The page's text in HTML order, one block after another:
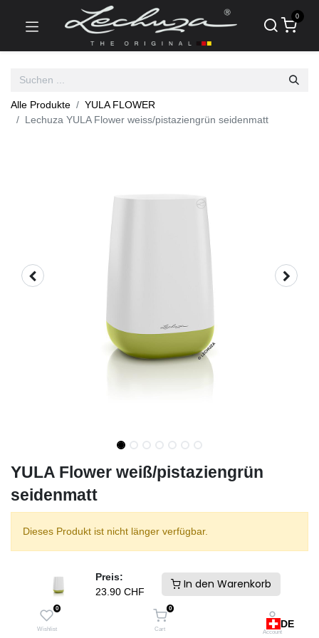
Preis:
23.90 CHF
In den Warenkorb
0
Wishlist
0
Cart Account
0
Alle Produkte
YULA FLOWER
Lechuza YULA Flower weiss/pistaziengrün seidenmatt
YULA Flower weiß/pistaziengrün
seidenmatt
Dieses Produkt ist nicht länger verfügbar.
Charakteristisch für modernes Wohnen oder Modern Living ist ein
geradliniger Stil, der nicht vieler Gestaltungselemente bedarf.
Konkret heißt das, mit wenigen Handgriffen und ausgewählten
Lieblingsstücken aus dem eigenen Zuhause ein kleines,
DE